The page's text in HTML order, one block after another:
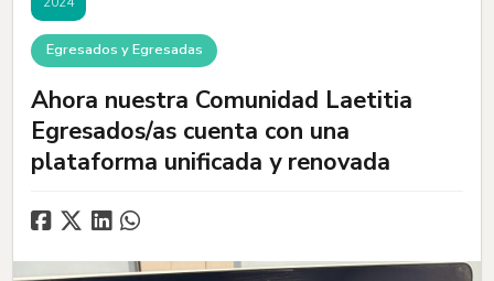
Egresados y Egresadas
Ahora nuestra Comunidad Laetitia
Egresados/as cuenta con una
plataforma unificada y renovada